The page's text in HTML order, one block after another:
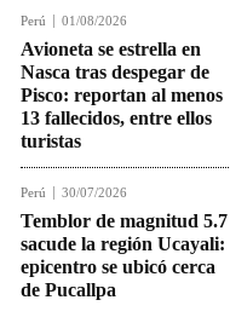
Perú 01/08/2026
Avioneta se estrella en
Nasca tras despegar de
Pisco: reportan al menos
13 fallecidos, entre ellos
turistas
Perú 30/07/2026
Temblor de magnitud 5.7
sacude la región Ucayali:
epicentro se ubicó cerca
de Pucallpa